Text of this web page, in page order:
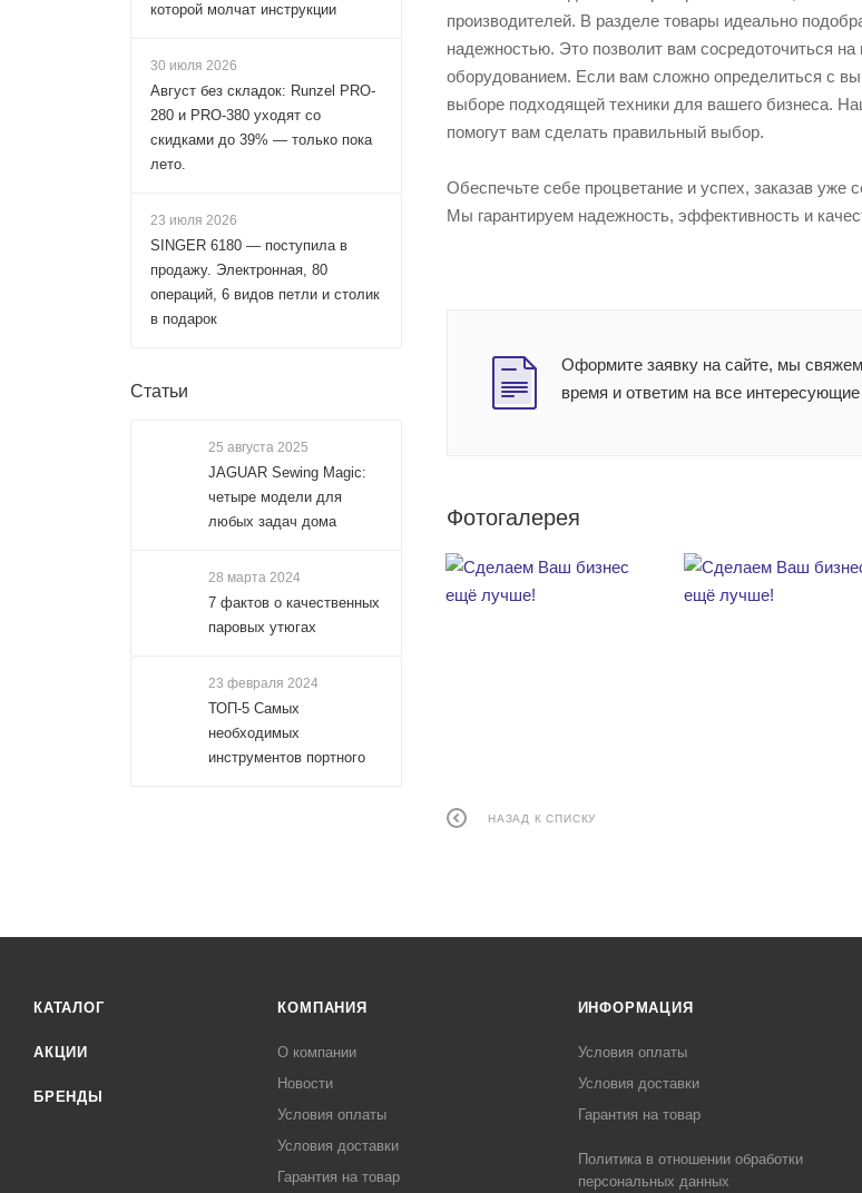
производителей. В разделе товары идеально
надежностью. Это позволит вам сосредоточиться
оборудованием. Если вам сложно определиться с
выборе подходящей техники для вашего бизнеса.
помогут вам сделать правильный выбор.
Обеспечьте себе процветание и успех, заказав уже
Мы гарантируем надежность, эффективность и
Оформите заявку на сайте, мы
время и ответим на все
Фотогалерея
НАЗАД К СПИСКУ
которой молчат инструкции
30 июля 2026
Август без складок: Runzel PRO-
280 и PRO-380 уходят со
скидками до 39% — только пока
лето.
23 июля 2026
SINGER 6180 — поступила в
продажу. Электронная, 80
операций, 6 видов петли и столик
в подарок
Статьи
25 августа 2025
JAGUAR Sewing Magic:
четыре модели для
любых задач дома
28 марта 2024
7 фактов о качественных
паровых утюгах
23 февраля 2024
ТОП-5 Самых
необходимых
инструментов портного
КАТАЛОГ
АКЦИИ
БРЕНДЫ
КОМПАНИЯ
О компании
Новости
Условия оплаты
Условия доставки
Гарантия на товар
ИНФОРМАЦИЯ
Условия оплаты
Условия доставки
Гарантия на товар
Политика в отношении обработки
персональных данных